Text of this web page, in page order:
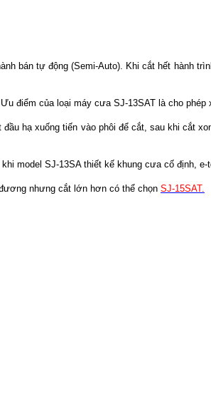
bán tự động (Semi-Auto). Khi cắt hết hành
điểm của loại máy cưa SJ-13SAT là cho phép
hạ xuống tiến vào phôi để cắt, sau khi cắt
model SJ-13SA thiết kế khung cưa cố định, e-
nhưng cắt lớn hơn có thể chọn SJ-15SAT.